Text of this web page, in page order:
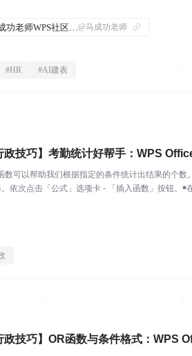
@马成功老师
#HR #AI建表
政技巧】考勤统计好帮手：WPS
数可以帮助我们根据指定的条件统计出结果的个
依次点击「公式」选项卡 - 「插入函数」按钮。
政技巧】OR函数与条件格式：WPS